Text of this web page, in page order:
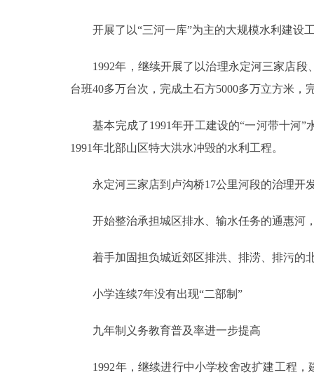
开展了以“三河一库”为主的大规模水利建设
1992年，继续开展了以治理永定河三家店段
台班40多万台次，完成土石方5000多万立方米，
基本完成了1991年开工建设的“一河带十河”
1991年北部山区特大洪水冲毁的水利工程。
永定河三家店到卢沟桥17公里河段的治理开
开始整治承担城区排水、输水任务的通惠河
着手加固担负城近郊区排洪、排涝、排污的北
小学连续7年没有出现“二部制”
九年制义务教育普及率进一步提高
1992年，继续进行中小学校舍改扩建工程，